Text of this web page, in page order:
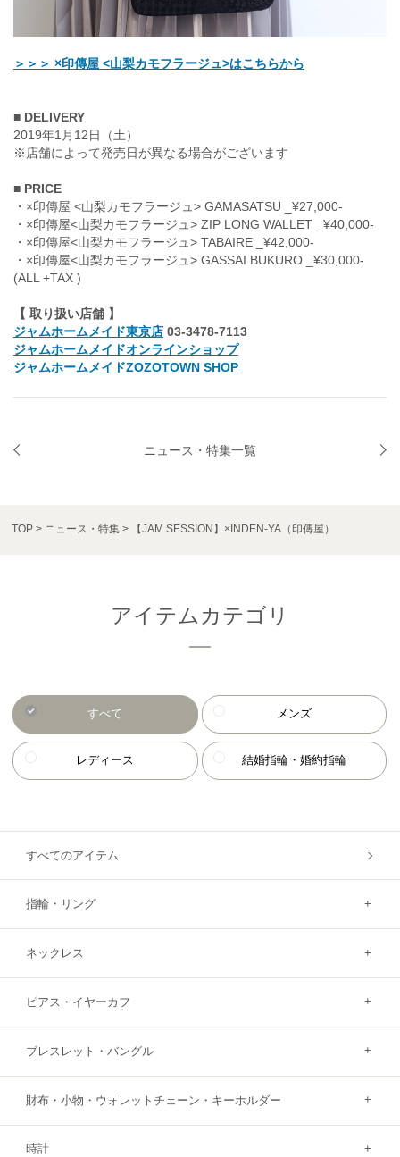
＞＞＞ ×印傳屋 <山梨カモフラージュ>はこちらから
■DELIVERY
2019年1月12日（土）
※店舗によって発売日が異なる場合がございます
■PRICE
・×印傳屋 <山梨カモフラージュ> GAMASATSU _¥27,000-
・×印傳屋<山梨カモフラージュ> ZIP LONG WALLET _¥40,000-
・×印傳屋<山梨カモフラージュ> TABAIRE _¥42,000-
・×印傳屋<山梨カモフラージュ> GASSAI BUKURO _¥30,000-
(ALL +TAX )
【 取り扱い店舗 】
ジャムホームメイド東京店03-3478-7113
ジャムホームメイドオンラインショップ
ジャムホームメイドZOZOTOWN SHOP
ニュース・特集一覧
TOP ニュース・特集 【JAM SESSION】×INDEN-YA（印傳屋）
アイテムカテゴリ
すべて メンズ
レディース 結婚指輪・婚約指輪
すべてのアイテム
指輪・リング
ネックレス
ピアス・イヤーカフ
ブレスレット・バングル
財布・小物・ウォレットチェーン・キーホルダー
時計